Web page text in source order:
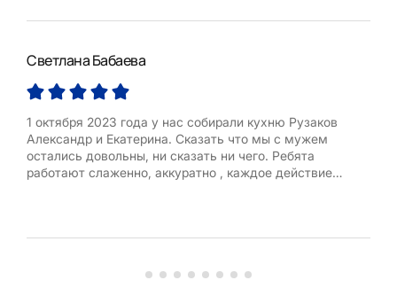
Светлана Бабаева
1 октября 2023 года у нас собирали кухню Рузаков
Александр и Екатерина. Сказать что мы с мужем
остались довольны, ни сказать ни чего. Ребята
работают слаженно, аккуратно , каждое действие
Я очень рада что именно ити молодые лю...